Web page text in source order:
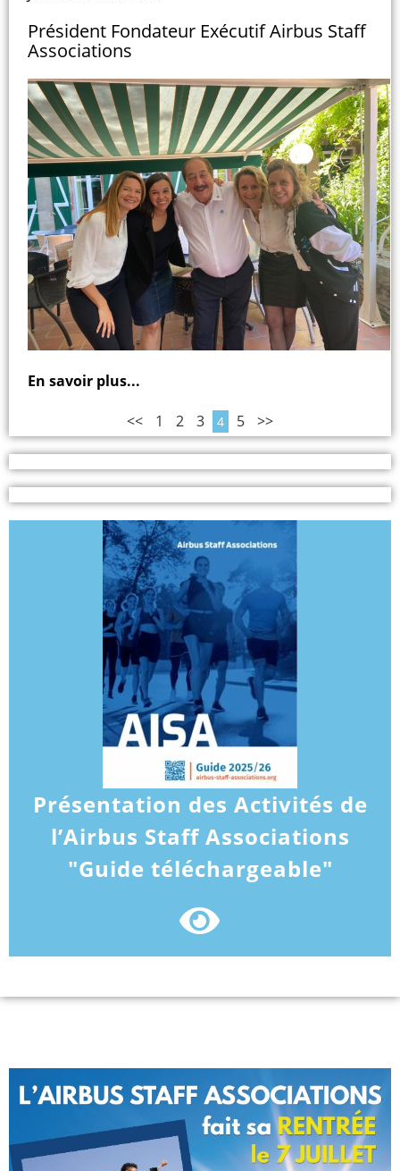
Président Fondateur Exécutif Airbus Staff
Associations
En savoir plus...
<< 1 2 3 4 5 >>
Présentation des Activités de
l’Airbus Staff Associations
"Guide téléchargeable"